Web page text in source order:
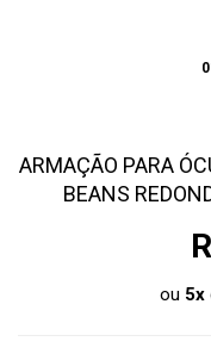
ARMAÇÃO PARA
BEANS
ou 5x